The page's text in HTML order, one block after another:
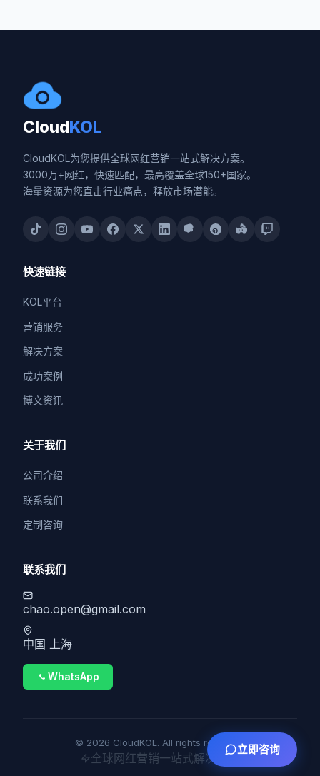
CloudKOL
CloudKOL为您提供全球网红营销一站式解决方案。
3000万+网红，快速匹配，最高覆盖全球150+国家。
海量资源为您直击行业痛点，释放市场潜能。
快速链接
KOL平台
营销服务
解决方案
成功案例
博文资讯
关于我们
公司介绍
联系我们
定制咨询
联系我们
chao.open@gmail.com
中国 上海
WhatsApp
© 2026 CloudKOL. All rights reserved.
全球网红营销一站式解决方案
立即咨询